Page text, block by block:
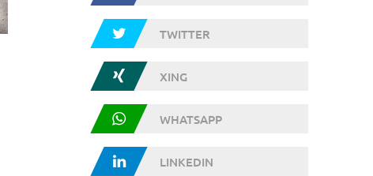
TWITTER
XING
WHATSAPP
LINKEDIN